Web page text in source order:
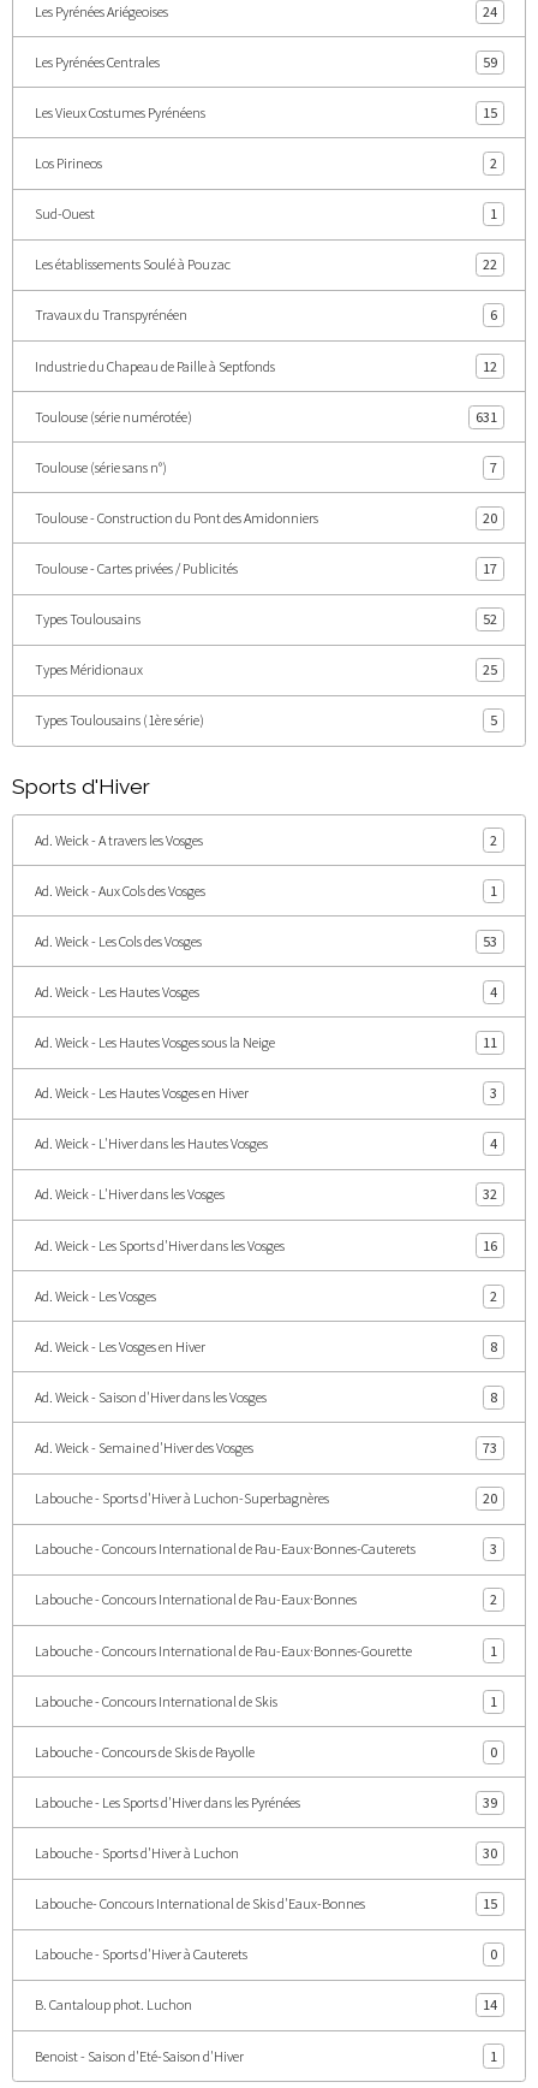
Les Pyrénées Ariégeoises 24
Les Pyrénées Centrales 59
Les Vieux Costumes Pyrénéens 15
Los Pirineos 2
Sud-Ouest 1
Les établissements Soulé à Pouzac 22
Travaux du Transpyrénéen 6
Industrie du Chapeau de Paille à Septfonds 12
Toulouse (série numérotée) 631
Toulouse (série sans n°) 7
Toulouse - Construction du Pont des Amidonniers 20
Toulouse - Cartes privées / Publicités 17
Types Toulousains 52
Types Méridionaux 25
Types Toulousains (1ère série) 5
Sports d'Hiver
Ad. Weick - A travers les Vosges 2
Ad. Weick - Aux Cols des Vosges 1
Ad. Weick - Les Cols des Vosges 53
Ad. Weick - Les Hautes Vosges 4
Ad. Weick - Les Hautes Vosges sous la Neige 11
Ad. Weick - Les Hautes Vosges en Hiver 3
Ad. Weick - L'Hiver dans les Hautes Vosges 4
Ad. Weick - L'Hiver dans les Vosges 32
Ad. Weick - Les Sports d'Hiver dans les Vosges 16
Ad. Weick - Les Vosges 2
Ad. Weick - Les Vosges en Hiver 8
Ad. Weick - Saison d'Hiver dans les Vosges 8
Ad. Weick - Semaine d'Hiver des Vosges 73
Labouche - Sports d'Hiver à Luchon-Superbagnères 20
Labouche - Concours International de Pau-Eaux·Bonnes-Cauterets 3
Labouche - Concours International de Pau-Eaux·Bonnes 2
Labouche - Concours International de Pau-Eaux·Bonnes-Gourette 1
Labouche - Concours International de Skis 1
Labouche - Concours de Skis de Payolle 0
Labouche - Les Sports d'Hiver dans les Pyrénées 39
Labouche - Sports d'Hiver à Luchon 30
Labouche- Concours International de Skis d'Eaux-Bonnes 15
Labouche - Sports d'Hiver à Cauterets 0
B. Cantaloup phot. Luchon 14
Benoist - Saison d'Eté-Saison d'Hiver 1